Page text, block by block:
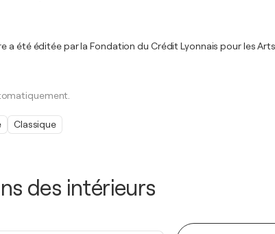
des intérieurs
a été éditée par la Fondation du Crédit Lyonnais pour les
Classique